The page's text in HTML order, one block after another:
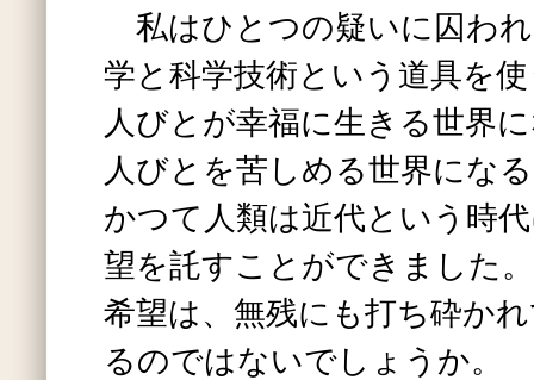
私はひとつの疑いに囚わ
学と科学技術という道具を
人びとが幸福に生きる世界
人びとを苦しめる世界にな
かつて人類は近代という時
望を託すことができました
希望は、無残にも打ち砕か
るのではないでしょうか。